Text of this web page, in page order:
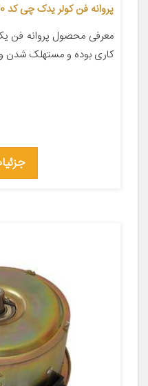
پروانه فن کولر یدک چی کد 82120 مناسب برای پراید
معرفی محصول پروانه فن
کاری بوده و مستهلک شدن و